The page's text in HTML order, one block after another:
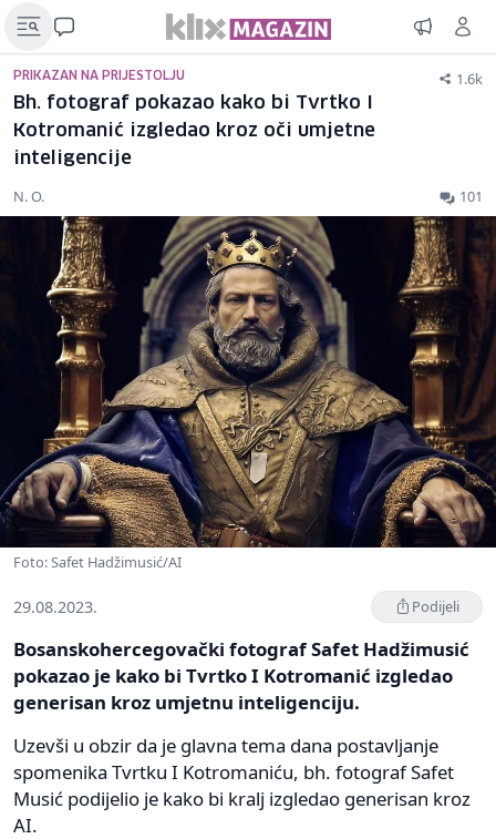
PRIKAZAN NA PRIJESTOLJU 1.6k
Bh. fotograf pokazao kako bi Tvrtko I
Kotromanić izgledao kroz oči umjetne
inteligencije
N. O. 101
Foto: Safet Hadžimusić/AI
29.08.2023. Podijeli
Bosanskohercegovački fotograf Safet Hadžimusić
pokazao je kako bi Tvrtko I Kotromanić izgledao
generisan kroz umjetnu inteligenciju.
Uzevši u obzir da je glavna tema dana postavljanje
spomenika Tvrtku I Kotromaniću, bh. fotograf Safet
Musić podijelio je kako bi kralj izgledao generisan kroz
AI.